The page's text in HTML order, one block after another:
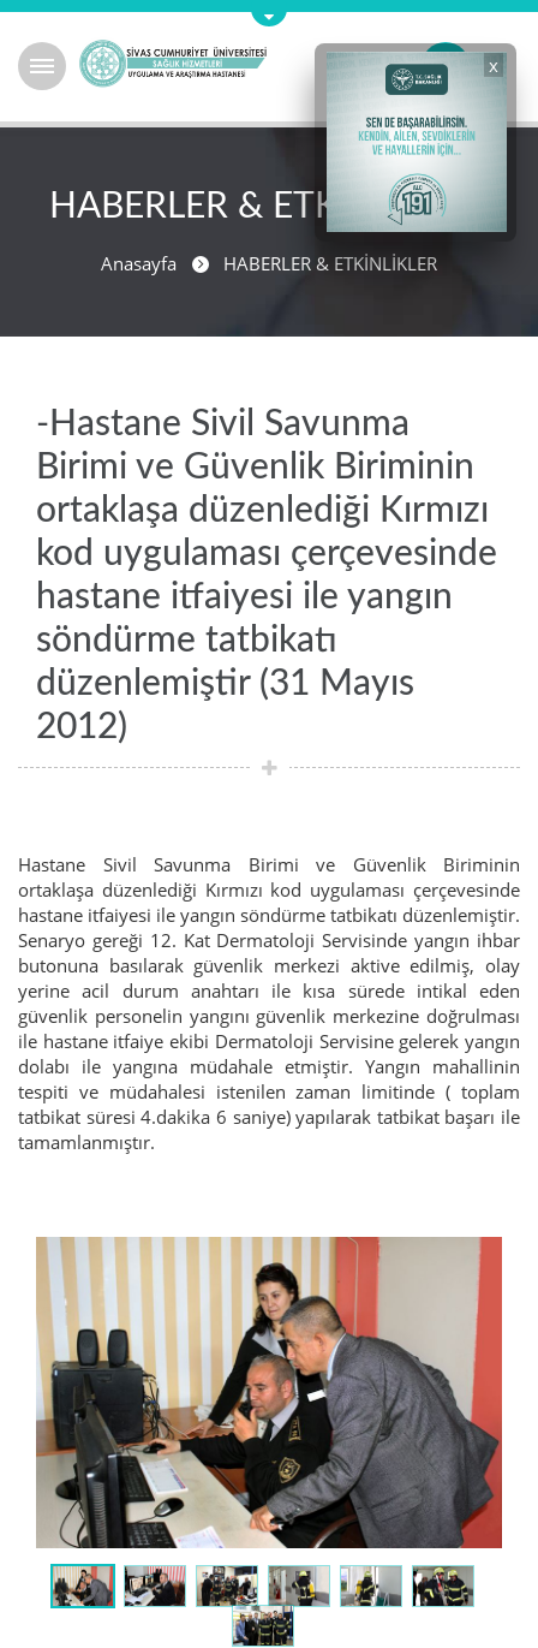
x
HABERLER & ETKİNLİKLER
Anasayfa HABERLER & ETKİNLİKLER
-Hastane Sivil Savunma
Birimi ve Güvenlik Biriminin
ortaklaşa düzenlediği Kırmızı
kod uygulaması çerçevesinde
hastane itfaiyesi ile yangın
söndürme tatbikatı
düzenlemiştir (31 Mayıs
2012)
Hastane Sivil Savunma Birimi ve Güvenlik Biriminin
ortaklaşa düzenlediği Kırmızı kod uygulaması çerçevesinde
hastane itfaiyesi ile yangın söndürme tatbikatı düzenlemiştir.
Senaryo gereği 12. Kat Dermatoloji Servisinde yangın ihbar
butonuna basılarak güvenlik merkezi aktive edilmiş, olay
yerine acil durum anahtarı ile kısa sürede intikal eden
güvenlik personelin yangını güvenlik merkezine doğrulması
ile hastane itfaiye ekibi Dermatoloji Servisine gelerek yangın
dolabı ile yangına müdahale etmiştir. Yangın mahallinin
tespiti ve müdahalesi istenilen zaman limitinde ( toplam
tatbikat süresi 4.dakika 6 saniye) yapılarak tatbikat başarı ile
tamamlanmıştır.